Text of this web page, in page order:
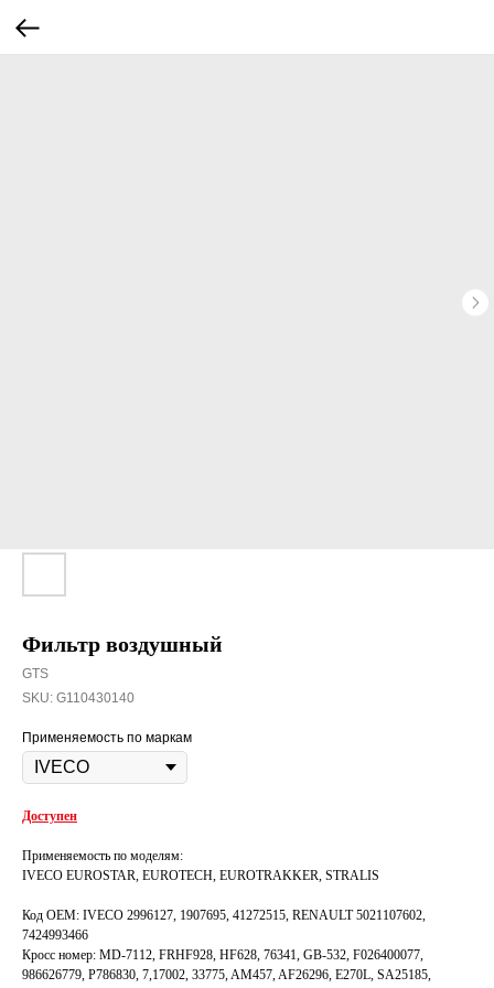
Фильтр воздушный
GTS
SKU: G110430140
Применяемость по маркам
Доступен
Применяемость по моделям:
IVECO EUROSTAR, EUROTECH, EUROTRAKKER, STRALIS
Код OEM: IVECO 2996127, 1907695, 41272515, RENAULT 5021107602,
7424993466
Кросс номер: MD-7112, FRHF928, HF628, 76341, GB-532, F026400077,
986626779, P786830, 7,17002, 33775, AM457, AF26296, E270L, SA25185,